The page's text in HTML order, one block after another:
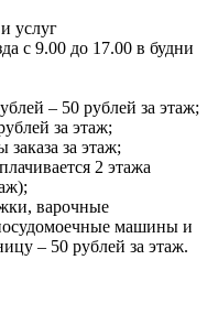
услуг
с 9.00 до 17.00 в будни
– 50 рублей за этаж;
за этаж;
за этаж;
2 этажа
варочные
машины и
– 50 рублей за этаж.